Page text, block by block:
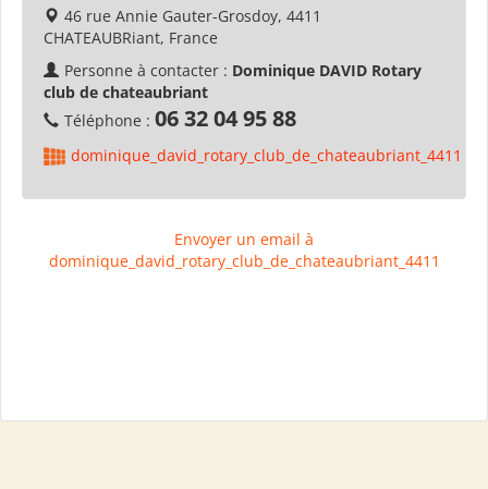
46 rue Annie Gauter-Grosdoy, 4411
CHATEAUBRiant, France
Personne à contacter : Dominique DAVID Rotary
club de chateaubriant
Téléphone : 06 32 04 95 88
dominique_david_rotary_club_de_chateaubriant_4411
Envoyer un email à
dominique_david_rotary_club_de_chateaubriant_4411